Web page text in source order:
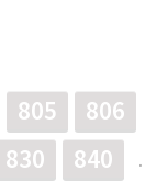
805
806
830 840 .